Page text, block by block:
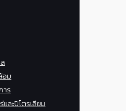
อม
าร
ละปิโตรเลียม